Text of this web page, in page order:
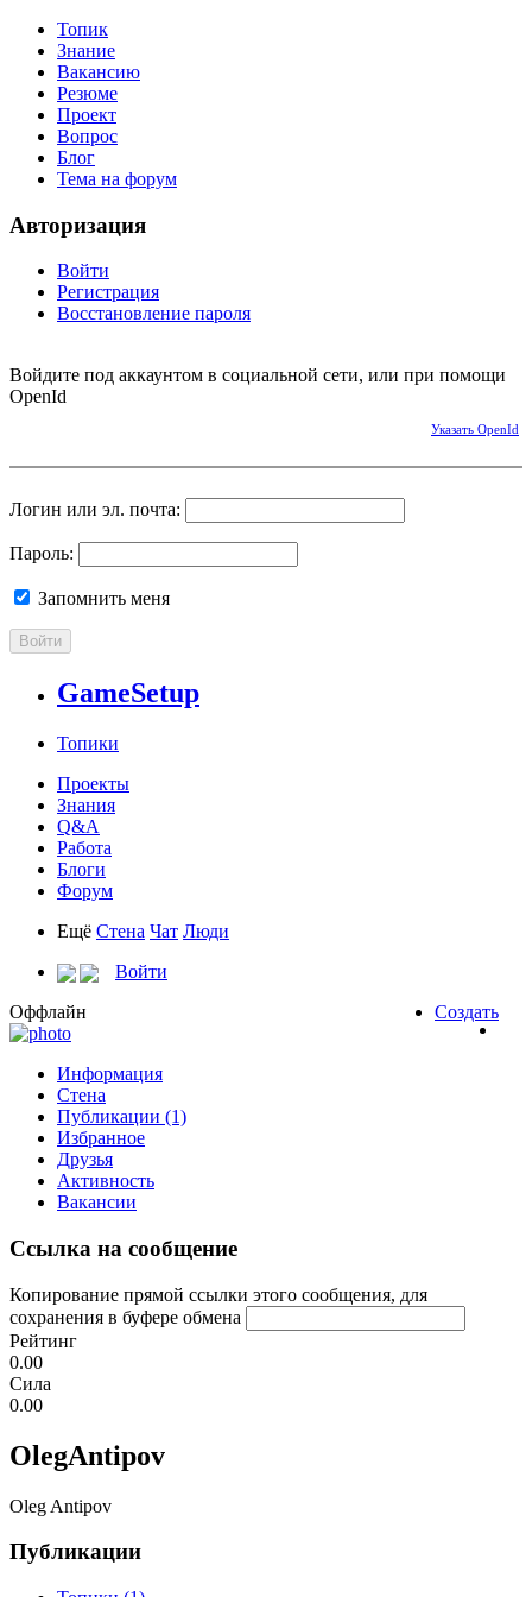
Топик
Знание
Вакансию
Резюме
Проект
Вопрос
Блог
Тема на форум
Авторизация
Войти
Регистрация
Восстановление пароля
Войдите под аккаунтом в социальной сети, или при помощи
OpenId
Указать OpenId
Логин или эл. почта:
Пароль:
Запомнить меня
Войти
GameSetup
Топики
Проекты
Знания
Q&A
Работа
Блоги
Форум
Ещё Стена Чат Люди
Войти
Создать
Оффлайн
Информация
Стена
Публикации (1)
Избранное
Друзья
Активность
Вакансии
Ссылка на сообщение
Копирование прямой ссылки этого сообщения, для
сохранения в буфере обмена
Рейтинг
0.00
Сила
0.00
OlegAntipov
Oleg Antipov
Публикации